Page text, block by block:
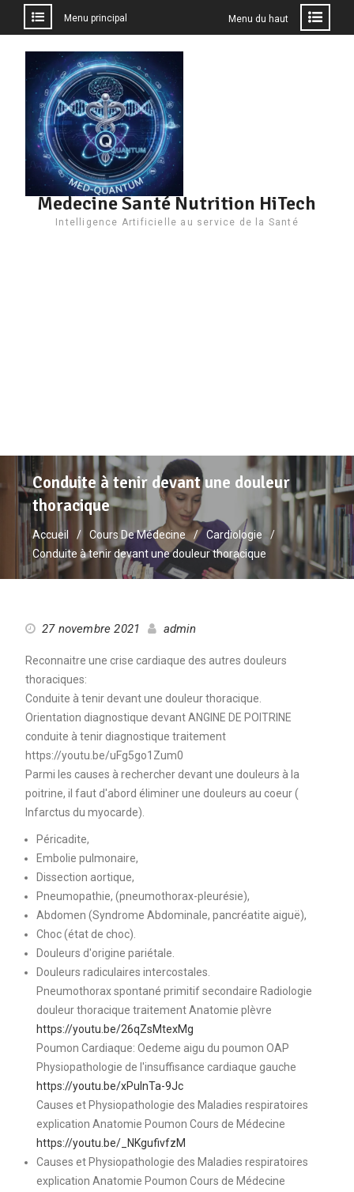
contenu
Menu principal Menu du haut
Medecine Santé Nutrition HiTech
Intelligence Artificielle au service de la Santé
Conduite à tenir devant une douleur
thoracique
Accueil Cours De Médecine
Cardiologie
Conduite à tenir devant une douleur thoracique
27 novembre 2021 admin
Reconnaitre une crise cardiaque des autres douleurs
thoraciques:
Conduite à tenir devant une douleur thoracique.
Orientation diagnostique devant ANGINE DE POITRINE
conduite à tenir diagnostique traitement
https://youtu.be/uFg5go1Zum0
Parmi les causes à rechercher devant une douleurs à la
poitrine, il faut d'abord éliminer une douleurs au coeur (
Infarctus du myocarde).
Péricadite,
Embolie pulmonaire,
Dissection aortique,
Pneumopathie, (pneumothorax-pleurésie),
Abdomen (Syndrome Abdominale, pancréatite aiguë),
Choc (état de choc).
Douleurs d'origine pariétale.
Douleurs radiculaires intercostales.
Pneumothorax spontané primitif secondaire Radiologie
douleur thoracique traitement Anatomie plèvre
https://youtu.be/26qZsMtexMg
Poumon Cardiaque: Oedeme aigu du poumon OAP
Physiopathologie de l'insuffisance cardiaque gauche
https://youtu.be/xPulnTa-9Jc
Causes et Physiopathologie des Maladies respiratoires
explication Anatomie Poumon Cours de Médecine
https://youtu.be/_NKgufivfzM
Causes et Physiopathologie des Maladies respiratoires
explication Anatomie Poumon Cours de Médecine